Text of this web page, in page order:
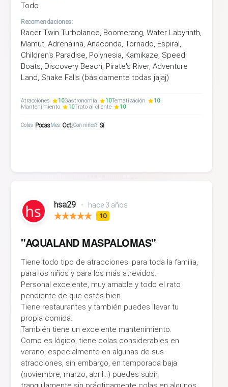
Todo
Recomendaciones:
Racer Twin Turbolance, Boomerang, Water Labyrinth,
Mamut, Adrenalina, Anaconda, Tornado, Espiral,
Children's Paradise, Polynesia, Kamikaze, Speed
Boats, Discovery Beach, Pirate's River, Adventure
Land, Snake Falls (básicamente todas jajaj)
Atracciones 10Gastronomía 10Tematización
10
Mantenimiento
10Trato al cliente 10
Colas PocasMes Oct¿Con niños? Sí
hsa29 • hace 3 años
10
"AQUALAND MASPALOMAS"
Tiene todo tipo de atracciones: para toda la familia,
para los niños y para los más atrevidos.
Personal excelente, muy amable y todo el rato
pendiente de que estés bien.
Tiene restaurantes y también puedes llevar tu
propia comida.
También tiene un excelente mantenimiento.
Como es lógico, tiene colas considerables en
verano, especialmente en algunas de sus
atracciones, sin embargo, en temporada baja
(noviembre, marzo, abril...) puedes subir